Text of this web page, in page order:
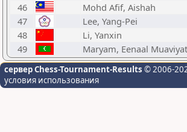
46
Mohd Afif, Aishah
47
Lee, Yang-Pei
48
Li, Yanxin
49
Maryam, Eenaal
сервер Chess-Tournament-Results © 2006-
условия использования